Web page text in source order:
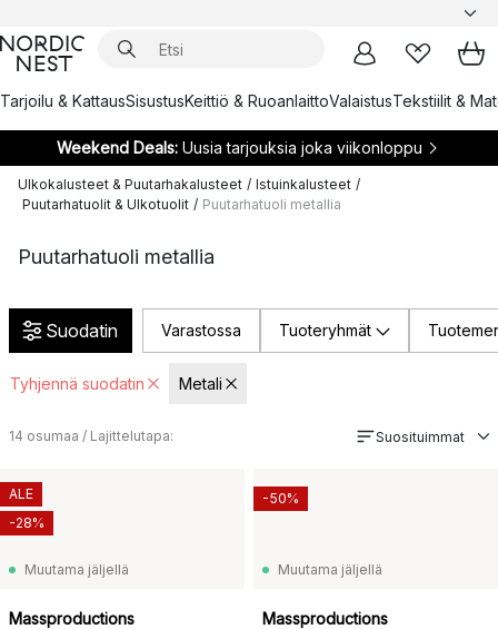
Tarjoilu & KattausSisustusKeittiö & RuoanlaittoValaistusTekstiilit &
Weekend Deals:Uusia tarjouksia joka viikonloppu
Ulkokalusteet & Puutarhakalusteet / Istuinkalusteet /
Puutarhatuolit & Ulkotuolit / Puutarhatuoli metallia
Puutarhatuoli metallia
Suodatin Varastossa Tuoteryhmät
Tyhjennä suodatin Metali
14 osumaa / Lajittelutapa: Suosituimmat
Muutama jäljellä
Massproductions
ALE
-28%
Muutama jäljellä
Massproductions
-50%